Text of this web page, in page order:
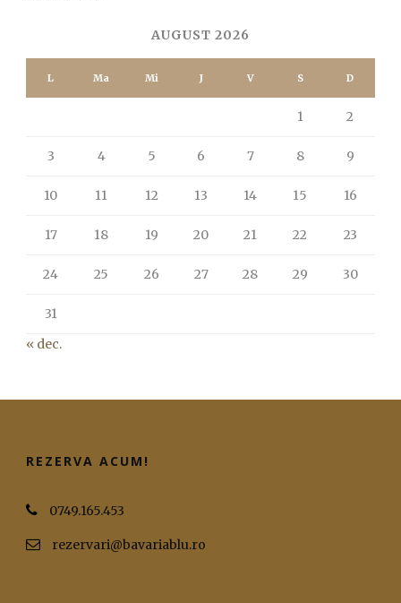
AUGUST 2026
L Ma Mi J V S D
1 2
3 4 5 6 7 8 9
10 11 12 13 14 15 16
17 18 19 20 21 22 23
24 25 26 27 28 29 30
31
« dec.
REZERVA ACUM!
0749.165.453
rezervari@bavariablu.ro